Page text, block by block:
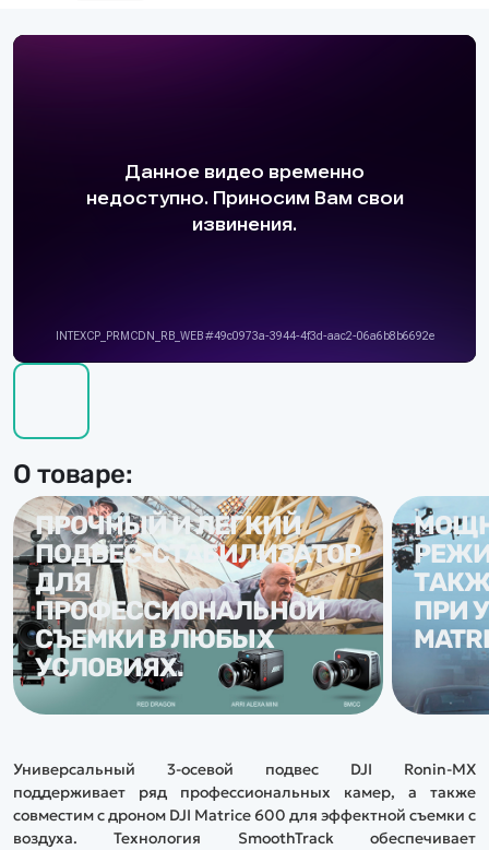
О товаре:
ПРОЧНЫЙ И ЛЕГКИЙ
ПОДВЕС-СТАБИЛИЗАТОР
ДЛЯ
ПРОФЕССИОНАЛЬНОЙ
СЪЕМКИ В ЛЮБЫХ
УСЛОВИЯХ.
ПРИ
Универсальный 3-осевой подвес DJI Ronin-MX
поддерживает ряд профессиональных камер, а также
совместим с дроном DJI Matrice 600 для эффектной съемки с
воздуха. Технология SmoothTrack обеспечивает